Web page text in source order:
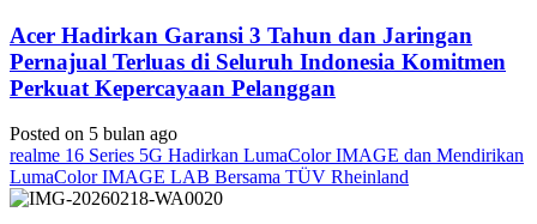
Acer Hadirkan Garansi 3 Tahun dan Jaringan
Pernajual Terluas di Seluruh Indonesia Komitmen
Perkuat Kepercayaan Pelanggan
Posted on 5 bulan ago
realme 16 Series 5G Hadirkan LumaColor IMAGE dan Mendirikan
LumaColor IMAGE LAB Bersama TÜV Rheinland